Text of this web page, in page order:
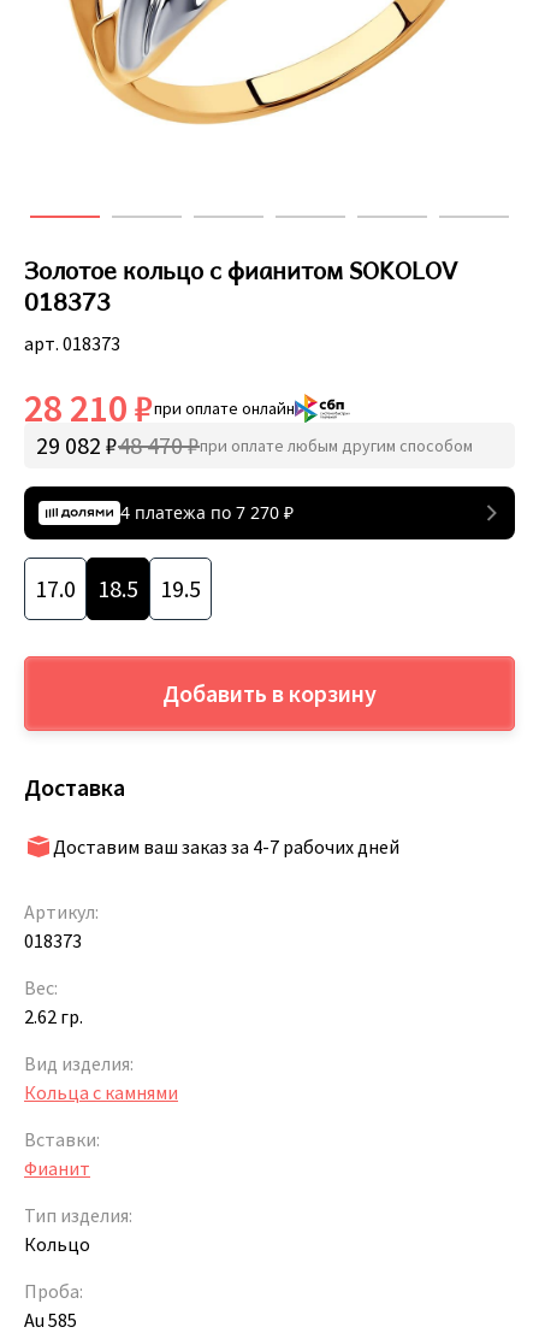
Золотое кольцо с фианитом SOKOLOV
018373
арт. 018373
28 210 ₽при оплате онлайн
29 082 ₽48 470 ₽при оплате любым другим способом
4 платежа по 7 270 ₽
17.0 18.5 19.5
Добавить в корзину
Доставка
Доставим ваш заказ за 4-7 рабочих дней
Артикул:
018373
Вес:
2.62 гр.
Вид изделия:
Кольца с камнями
Вставки:
Фианит
Тип изделия:
Кольцо
Проба:
Au 585